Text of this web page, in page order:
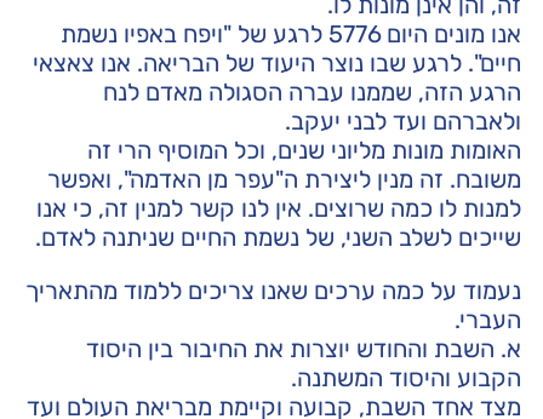
אנו מונים היום 5776 לרגע של "ויפח באפיו נשמת
חיים". לרגע שבו נוצר היעוד של הבריאה. אנו צאצאי
הרגע הזה, שממנו עברה הסגולה מאדם לנח
ולאברהם ועד לבני יעקב.
האומות מונות מליוני שנים, וכל המוסיף הרי זה
משובח. זה מנין ליצירת ה"עפר מן האדמה", ואפשר
למנות לו כמה שרוצים. אין לנו קשר למנין זה, כי אנו
שייכים לשלב השני, של נשמת החיים שניתנה לאדם.
נעמוד על כמה ערכים שאנו צריכים ללמוד מהתאריך
העברי.
א. השבת והחודש יוצרות את החיבור בין היסוד
הקבוע והיסוד המשתנה.
מצד אחד השבת, קבועה וקיימת מבריאת העולם ועד